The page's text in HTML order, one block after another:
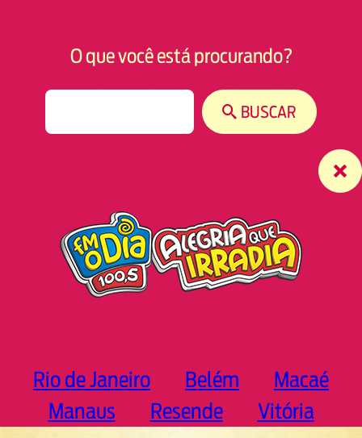
O que você está procurando?
BUSCAR
Rio de Janeiro Belém
Macaé
Manaus
Resende Vitória